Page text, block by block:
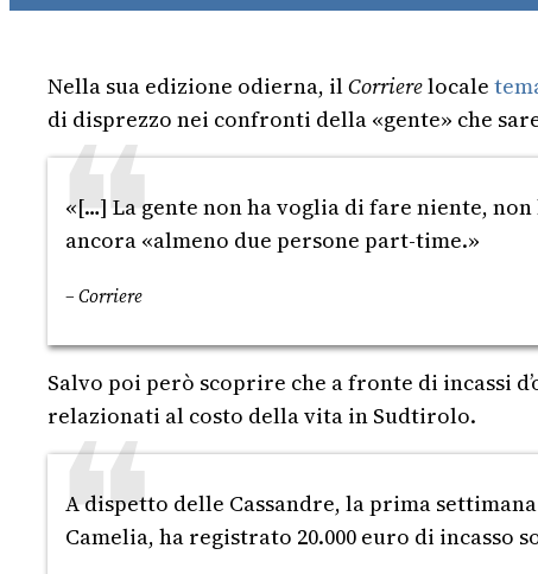
Nella sua edizione odierna, ilCorrierelocale
di disprezzo nei confronti della «gente» che
«[…] La gente non ha voglia di fare niente,
ancora «almeno due persone part-time.»
– Corriere
Salvo poi però scoprire che a fronte di incassi
relazionati al costo della vita in Sudtirolo.
A dispetto delle Cassandre, la prima
Camelia, ha registrato 20.000 euro di incasso